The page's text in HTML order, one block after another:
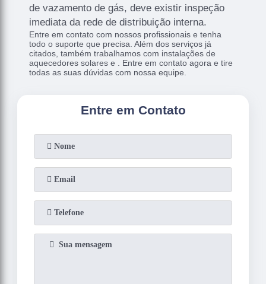
de vazamento de gás, deve existir inspeção
imediata da rede de distribuição interna.
Entre em contato com nossos profissionais e tenha
todo o suporte que precisa. Além dos serviços já
citados, também trabalhamos com instalações de
aquecedores solares e . Entre em contato agora e tire
todas as suas dúvidas com nossa equipe.
Entre em Contato